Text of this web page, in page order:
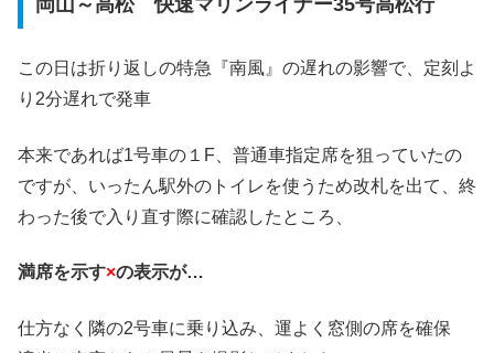
岡山～高松 快速マリンライナー35号高松行
この日は折り返しの特急『南風』の遅れの影響で、定刻よ
り2分遅れで発車
本来であれば1号車の１F、普通車指定席を狙っていたの
ですが、いったん駅外のトイレを使うため改札を出て、終
わった後で入り直す際に確認したところ、
満席を示す×の表示が…
仕方なく隣の2号車に乗り込み、運よく窓側の席を確保